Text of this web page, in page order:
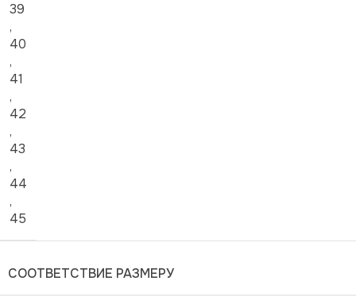
39
,
40
,
41
,
42
,
43
,
44
,
45
СООТВЕТСТВИЕ РАЗМЕРУ